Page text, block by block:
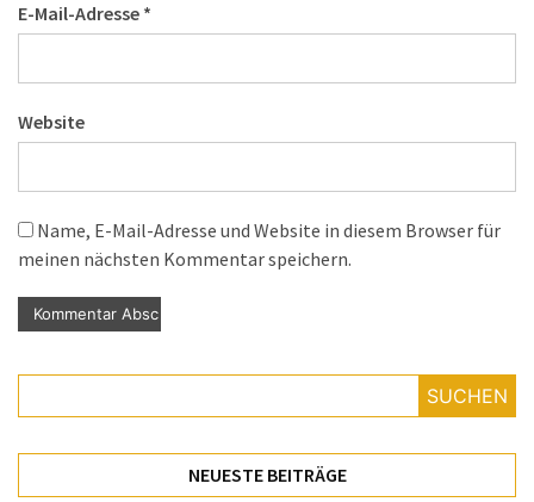
E-Mail-Adresse *
Website
Name, E-Mail-Adresse und Website in diesem Browser für
meinen nächsten Kommentar speichern.
SUCHEN
NEUESTE BEITRÄGE